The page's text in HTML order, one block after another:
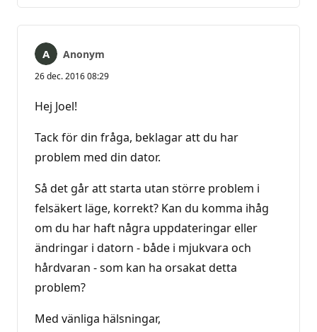
Anonym
26 dec. 2016 08:29
Hej Joel!
Tack för din fråga, beklagar att du har
problem med din dator.
Så det går att starta utan större problem i
felsäkert läge, korrekt? Kan du komma ihåg
om du har haft några uppdateringar eller
ändringar i datorn - både i mjukvara och
hårdvaran - som kan ha orsakat detta
problem?
Med vänliga hälsningar,